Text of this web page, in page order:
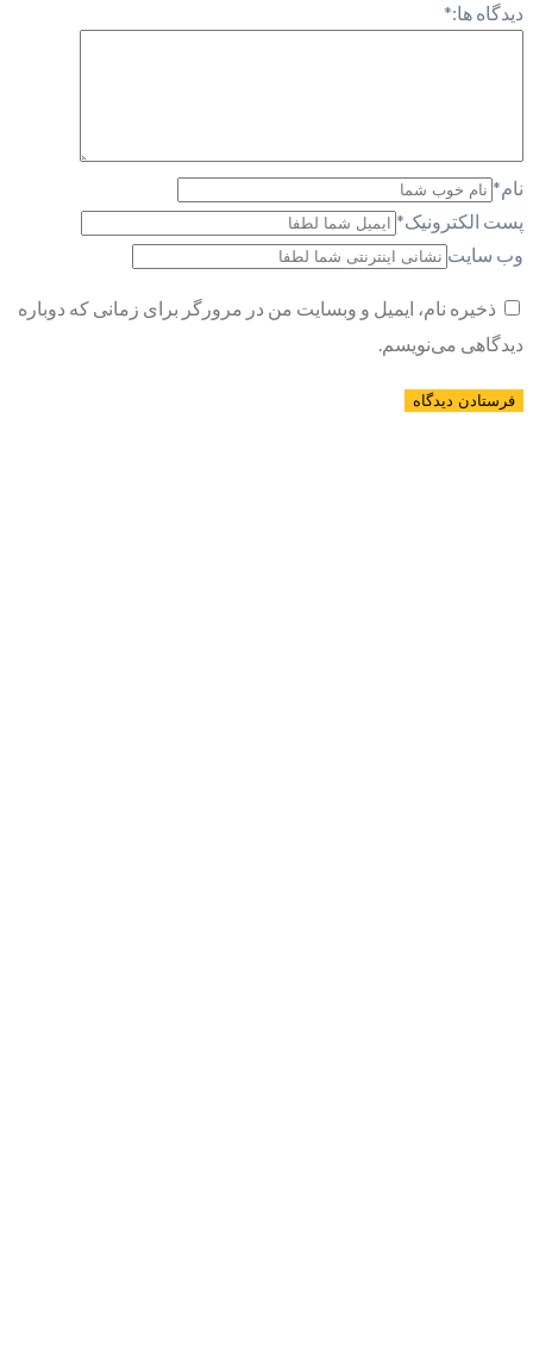
دیدگاه ها:*
نام*
پست الکترونیک*
وب سایت
ذخیره نام، ایمیل و وبسایت من در مرورگر برای زمانی که دوباره
دیدگاهی می‌نویسم.